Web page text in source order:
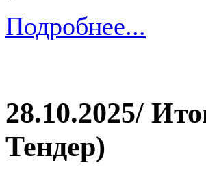
Подробнее...
28.10.2025/
Тендер)